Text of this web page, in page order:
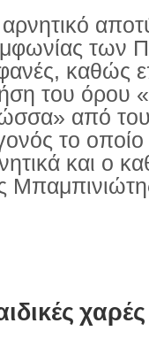
των
καθώς
του όρου
από
το οποίο
και ο